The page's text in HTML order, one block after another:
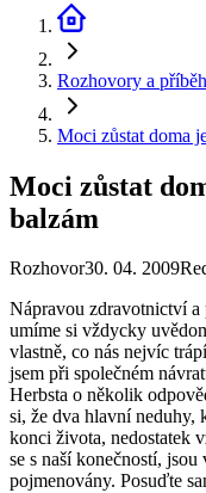
Rozhovory a
Moci zůstat doma
Moci zůstat
balzám
Rozhovor30. 04. 2009
Nápravou zdravotnictví a
umíme si vždycky
vlastně, co nás nejvíc
jsem při společném
Herbsta o několik
si, že dva hlavní neduhy,
konci života, nedostatek
se s naší konečností,
pojmenovány. Posuďte